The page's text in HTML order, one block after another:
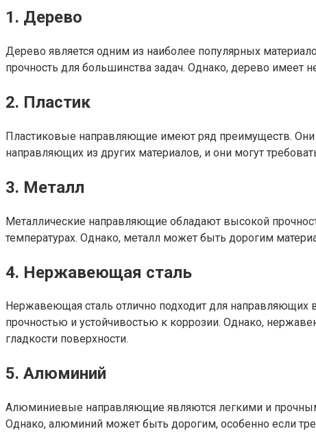
1. Дерево
Дерево является одним из наиболее популярных
прочность для большинства задач. Однако, дерево имеет
2. Пластик
Пластиковые направляющие имеют ряд преимуществ. Они
направляющих из других материалов, и они могут
3. Металл
Металлические направляющие обладают высокой
температурах. Однако, металл может быть дорогим
4. Нержавеющая сталь
Нержавеющая сталь отлично подходит для
прочностью и устойчивостью к коррозии. Однако,
гладкости поверхности.
5. Алюминий
Алюминиевые направляющие являются легкими и
Однако, алюминий может быть дорогим, особенно если